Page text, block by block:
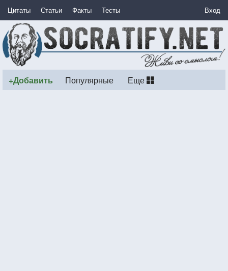
Цитаты Статьи Факты Тесты Вход
+Добавить Популярные Еще